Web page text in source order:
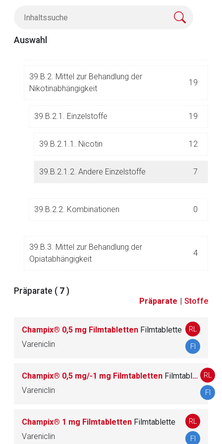
Auswahl39.B.1. Mittel zur Behandlung der
39.B.2. Mittel zur Behandlung der
Nikotinabhängigkeit
19
39.B.2.1. Einzelstoffe 19
39.B.2.1.1. Nicotin 12
39.B.2.1.2. Andere Einzelstoffe 7
39.B.2.2. Kombinationen 0
39.B.3. Mittel zur Behandlung der
Opiatabhängigkeit
4
Enzyminhibitoren, Präparate bei Enzymmang
41. Fibrinolytika 4
42. Gen- und Zelltherapeutika sowie RNA-Interfer
enz-Therapeutika
16
44. Gichtmittel 5
Präparate ( 7 )
Präparate | Stoffe
Champix® 0,5 mg Filmtabletten Film­ta­blet­te
Vareniclin
RL
FI
Champix® 0,5 mg/-1 mg Filmtabletten Film­ta­blet­te
Vareniclin
RL
FI
Champix® 1 mg Filmtabletten Film­ta­blet­te
Vareniclin
RL
FI
Seite. Für die Inhalte der externen Web-Seite ist deren